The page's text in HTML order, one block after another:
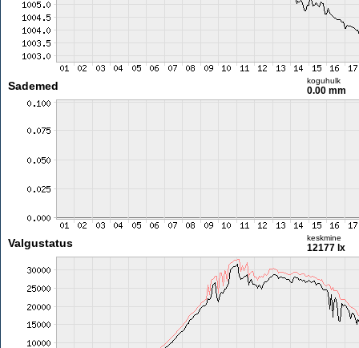
Sademed koguhulk
0.00 mm
Valgustatus keskmine
12177 lx